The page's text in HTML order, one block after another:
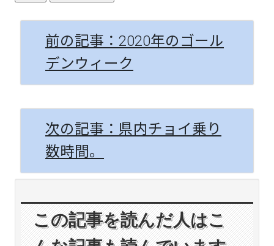
前の記事：2020年のゴール
デンウィーク
次の記事：県内チョイ乗り
数時間。
この記事を読んだ人はこ